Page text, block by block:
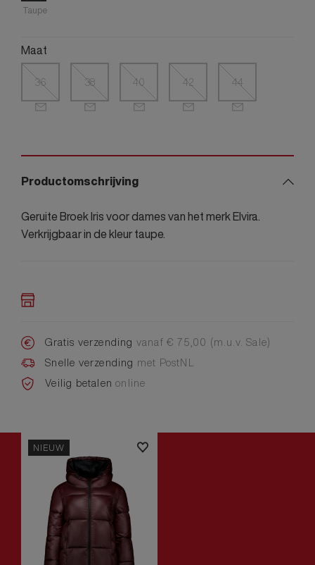
Taupe
Maat
36 38 40 42 44
Productomschrijving
Geruite Broek Iris voor dames van het merk Elvira.
Verkrijgbaar in de kleur taupe.
Gratis verzending vanaf € 75,00 (m.u.v. Sale)
Snelle verzending met PostNL
Veilig betalenonline
NIEUW